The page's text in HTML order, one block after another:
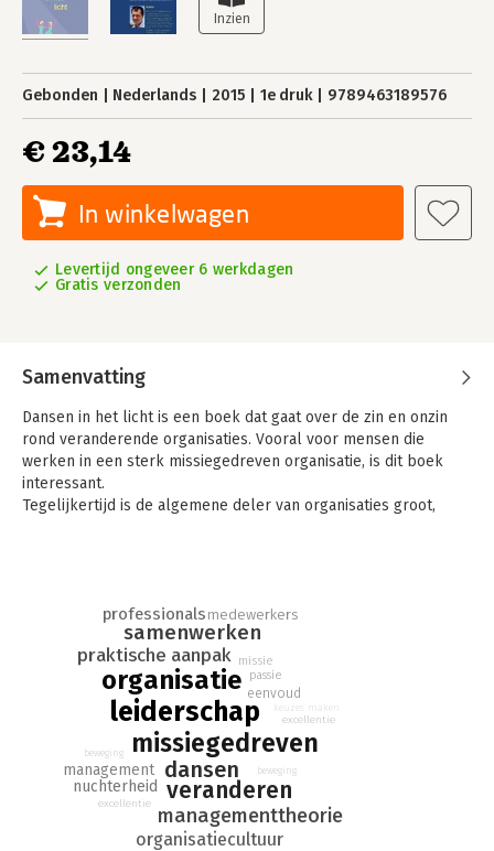
Gebonden Nederlands 2015 1e druk 9789463189576
€ 23,14
In winkelwagen
Levertijd ongeveer 6 werkdagen
Gratis verzonden
Samenvatting
Dansen in het licht is een boek dat gaat over de zin en onzin
rond veranderende organisaties. Vooral voor mensen die
werken in een sterk missiegedreven organisatie, is dit boek
interessant.
Tegelijkertijd is de algemene deler van organisaties groot,
leiderschap
missiegedreven
organisatie
dansen
veranderen
praktische aanpak
managementtheorie
samenwerken
organisatiecultuur
professionals
nuchterheid
management
eenvoud
medewerkers
missie
passie
beweging
excellentie
keuzes maken
beweging
excellentie